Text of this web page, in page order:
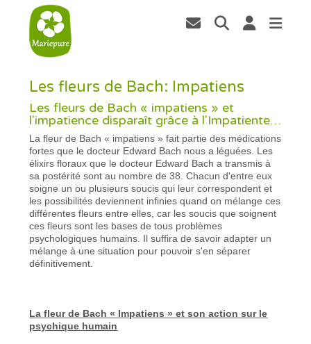
Les fleurs de Bach: Impatiens
Les fleurs de Bach « impatiens » et
l'impatience disparaît grâce à l'Impatiente…
La fleur de Bach « impatiens » fait partie des médications
fortes que le docteur Edward Bach nous a léguées. Les
élixirs floraux que le docteur Edward Bach a transmis à
sa postérité sont au nombre de 38. Chacun d'entre eux
soigne un ou plusieurs soucis qui leur correspondent et
les possibilités deviennent infinies quand on mélange ces
différentes fleurs entre elles, car les soucis que soignent
ces fleurs sont les bases de tous problèmes
psychologiques humains. Il suffira de savoir adapter un
mélange à une situation pour pouvoir s'en séparer
définitivement.
La fleur de Bach « Impatiens » et son action sur le
psychique humain